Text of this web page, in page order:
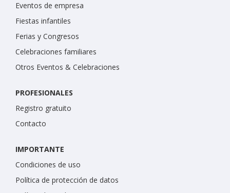
Eventos de empresa
Fiestas infantiles
Ferias y Congresos
Celebraciones familiares
Otros Eventos & Celebraciones
PROFESIONALES
Registro gratuito
Contacto
IMPORTANTE
Condiciones de uso
Política de protección de datos